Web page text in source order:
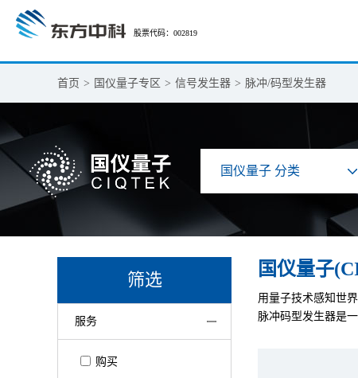
股票代码：002819
首页 > 国仪量子专区 > 信号发生器 > 脉冲/码型发生器
国仪量子 分类
筛选
服务
购买
国仪量子
用量子技术感知世界
脉冲码型发生器是